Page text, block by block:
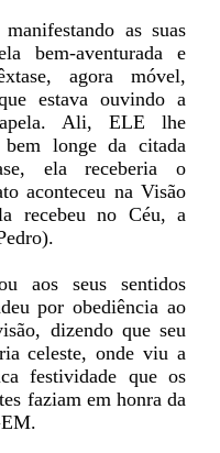
as suas
bem-aventurada e
agora móvel,
estava ouvindo a
Ali, ELE lhe
longe da citada
ela receberia o
aconteceu na Visão
recebeu no Céu, a
aos seus sentidos
por obediência ao
dizendo que seu
celeste, onde viu a
festividade que os
faziam em honra da